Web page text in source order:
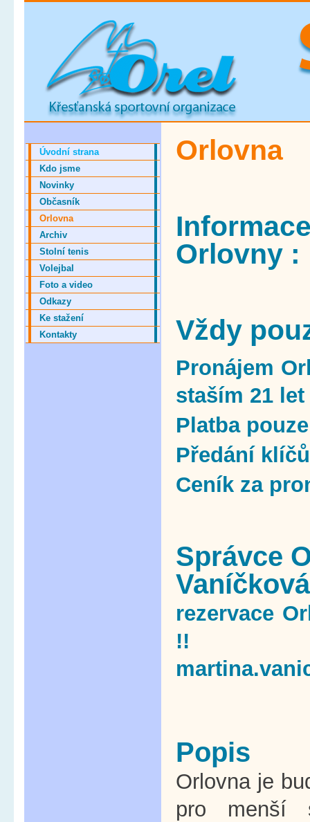
Úvodní strana
Kdo jsme
Novinky
Občasník
Orlovna
Archiv
Stolní tenis
Volejbal
Foto a video
Odkazy
Ke stažení
Kontakty
Orlovna
Orlovny :
Vždy
Pronájem
staším 21 let
Platba
Předání
Ceník za
Správce
Vaníčková
rezervace
!!
Popis
Orlovna je
pro menší